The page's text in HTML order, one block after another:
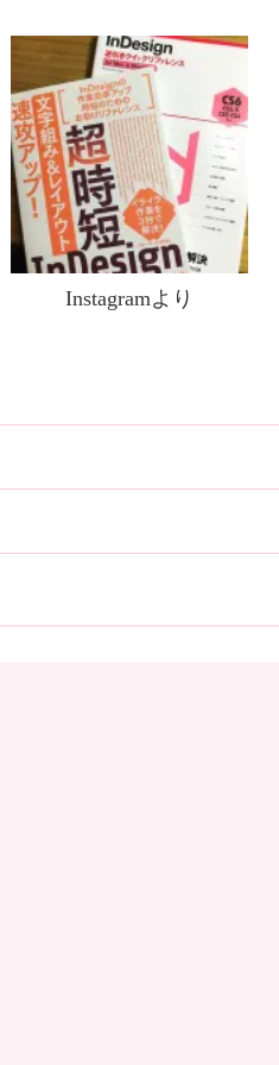
Instagramより